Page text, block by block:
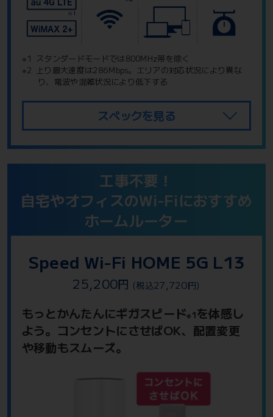
※1 スタンダードモードでは800MHz帯を除く
※2
上り最大速度は286Mbps。エリアの対応状況により異な
り、電波や混雑状況により低下する
スペックを見る
工事不要！
自宅やオフィスのWi-Fiにおすすめ
ホームルーター
Speed Wi-Fi HOME 5G L13
25,200円 (税込27,720円)
もっとかんたんにギガスピード※1を体感し
よう。 コンセントにさせばOK、配置変更
や移動もスムーズ。